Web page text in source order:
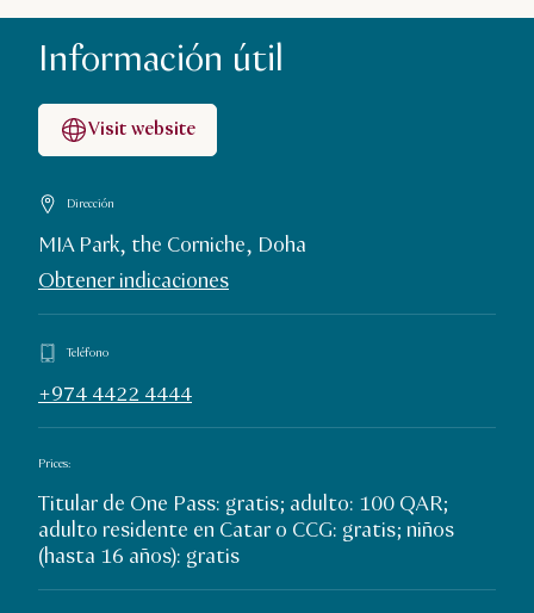
Información útil
Visit website
Dirección
MIA Park, the Corniche, Doha
Obtener indicaciones
Teléfono
+974 4422 4444
Prices:
Titular de One Pass: gratis; adulto: 100 QAR;
adulto residente en Catar o CCG: gratis; niños
(hasta 16 años): gratis